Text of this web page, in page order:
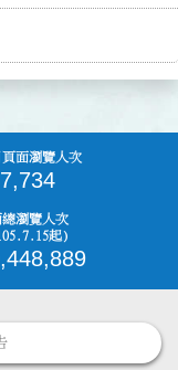
頁面瀏覽人次
總瀏覽人次
起)